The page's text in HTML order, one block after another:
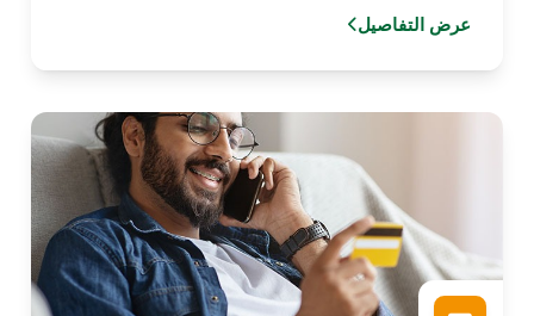
عرض التفاصيل